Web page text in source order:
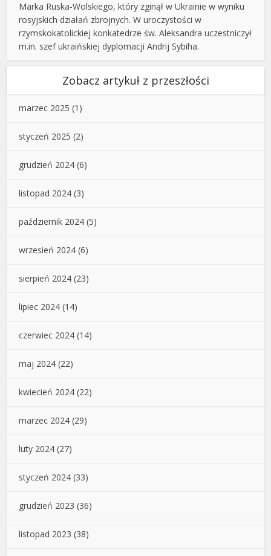
Marka Ruska-Wolskiego, który zginął w Ukrainie w wyniku
rosyjskich działań zbrojnych. W uroczystości w
rzymskokatolickiej konkatedrze św. Aleksandra uczestniczył
m.in. szef ukraińskiej dyplomacji Andrij Sybiha.
Zobacz artykuł z przeszłości
marzec 2025 (1)
styczeń 2025 (2)
grudzień 2024 (6)
listopad 2024 (3)
październik 2024 (5)
wrzesień 2024 (6)
sierpień 2024 (23)
lipiec 2024 (14)
czerwiec 2024 (14)
maj 2024 (22)
kwiecień 2024 (22)
marzec 2024 (29)
luty 2024 (27)
styczeń 2024 (33)
grudzień 2023 (36)
listopad 2023 (38)